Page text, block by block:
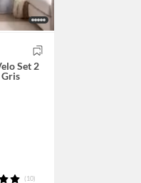
Set 2
(10)